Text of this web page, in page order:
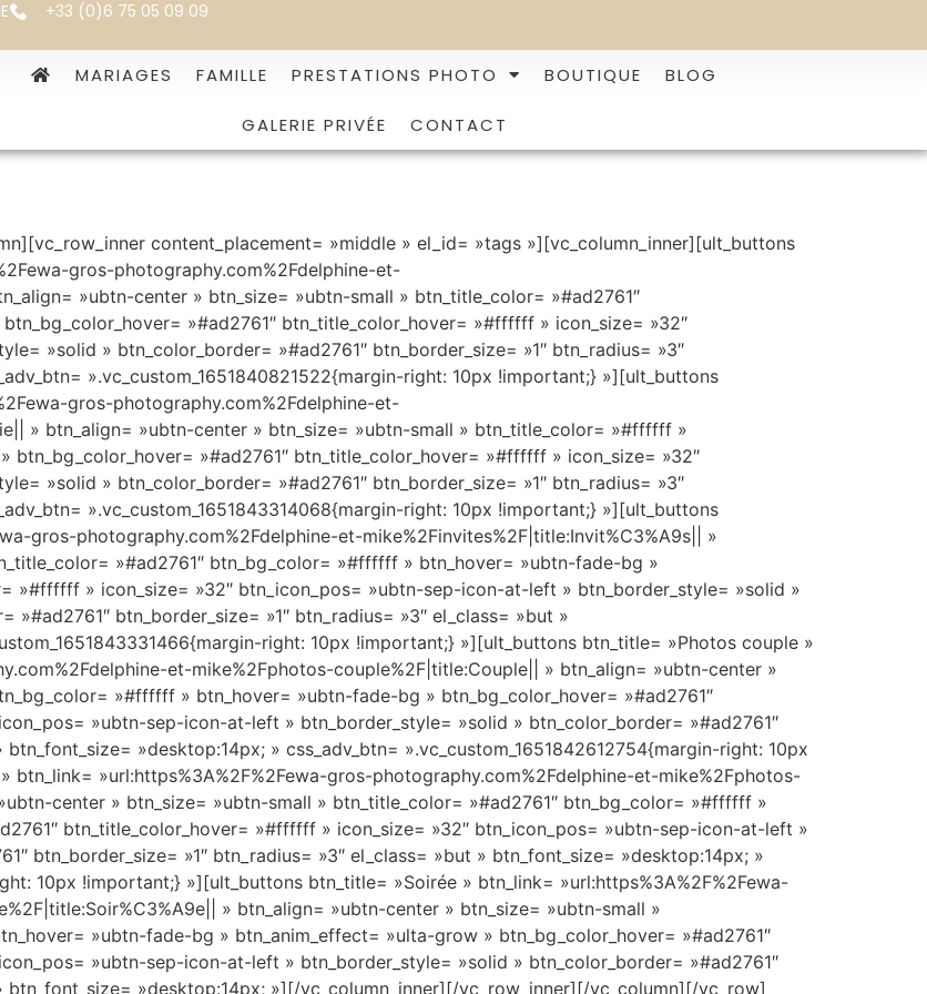
+33 (0)6 75 05 09 09
MARIAGES FAMILLE PRESTATIONS PHOTO BOUTIQUE BLOG
GALERIE PRIVÉE CONTACT
content_placement= »middle » el_id= »tags »][vc_column_inner][ult_buttons
gros-photography.com%2Fdelphine-et-
»ubtn-center » btn_size= »ubtn-small » btn_title_color= »#ad2761″
»#ad2761″ btn_title_color_hover= »#ffffff » icon_size= »32″
»solid » btn_color_border= »#ad2761″ btn_border_size= »1″ btn_radius= »3″
».vc_custom_1651840821522{margin-right: 10px !important;} »][ult_buttons
gros-photography.com%2Fdelphine-et-
» btn_align= »ubtn-center » btn_size= »ubtn-small » btn_title_color= »#ffffff »
»#ad2761″ btn_title_color_hover= »#ffffff » icon_size= »32″
»solid » btn_color_border= »#ad2761″ btn_border_size= »1″ btn_radius= »3″
».vc_custom_1651843314068{margin-right: 10px !important;} »][ult_buttons
gros-photography.com%2Fdelphine-et-mike%2Finvites%2F|title:Invit%C3%A9s|| »
»#ad2761″ btn_bg_color= »#ffffff » btn_hover= »ubtn-fade-bg »
»#ffffff » icon_size= »32″ btn_icon_pos= »ubtn-sep-icon-at-left » btn_border_style= »solid »
»#ad2761″ btn_border_size= »1″ btn_radius= »3″ el_class= »but »
right: 10px !important;} »][ult_buttons btn_title= »Photos couple »
et-mike%2Fphotos-couple%2F|title:Couple|| » btn_align= »ubtn-center »
»#ffffff » btn_hover= »ubtn-fade-bg » btn_bg_color_hover= »#ad2761″
»ubtn-sep-icon-at-left » btn_border_style= »solid » btn_color_border= »#ad2761″
»desktop:14px; » css_adv_btn= ».vc_custom_1651842612754{margin-right: 10px
»url:https%3A%2F%2Fewa-gros-photography.com%2Fdelphine-et-mike%2Fphotos-
center » btn_size= »ubtn-small » btn_title_color= »#ad2761″ btn_bg_color= »#ffffff »
btn_title_color_hover= »#ffffff » icon_size= »32″ btn_icon_pos= »ubtn-sep-icon-at-left »
btn_border_size= »1″ btn_radius= »3″ el_class= »but » btn_font_size= »desktop:14px; »
10px !important;} »][ult_buttons btn_title= »Soirée » btn_link= »url:https%3A%2F%2Fewa-
» btn_align= »ubtn-center » btn_size= »ubtn-small »
»ubtn-fade-bg » btn_anim_effect= »ulta-grow » btn_bg_color_hover= »#ad2761″
»ubtn-sep-icon-at-left » btn_border_style= »solid » btn_color_border= »#ad2761″
btn_font_size= »desktop:14px; »][/vc_column_inner][/vc_row_inner][/vc_column][/vc_row]